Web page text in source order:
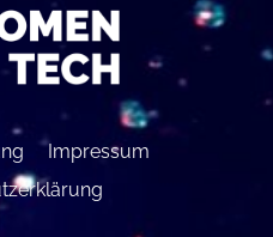
Impressum